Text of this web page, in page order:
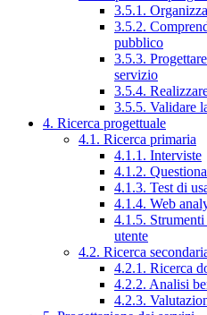
3.5.1.
3.5.2.
pubblico
3.5.3.
servizio
3.5.4.
3.5.5. Validare
4. Ricerca progettuale
4.1. Ricerca primaria
4.1.1. Interviste
4.1.2.
4.1.3. Test di
4.1.4. Web
4.1.5. Strumenti
utente
4.2. Ricerca
4.2.1. Ricerca
4.2.2. Analisi
4.2.3.